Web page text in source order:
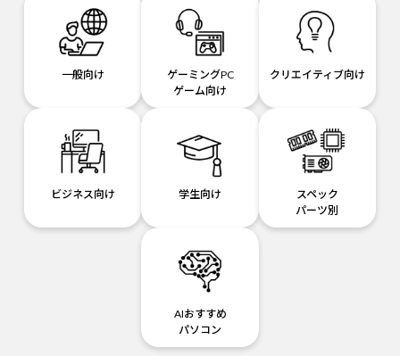
一般向け
ゲーミングPC
ゲーム向け
クリエイティブ向け
ビジネス向け 学生向け
スペック
パーツ別
AIおすすめ
パソコン